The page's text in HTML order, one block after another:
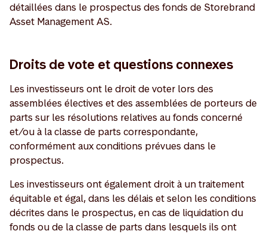
détaillées dans le prospectus des fonds de Storebrand
Asset Management AS.
Droits de vote et questions connexes
Les investisseurs ont le droit de voter lors des
assemblées électives et des assemblées de porteurs de
parts sur les résolutions relatives au fonds concerné
et/ou à la classe de parts correspondante,
conformément aux conditions prévues dans le
prospectus.
Les investisseurs ont également droit à un traitement
équitable et égal, dans les délais et selon les conditions
décrites dans le prospectus, en cas de liquidation du
fonds ou de la classe de parts dans lesquels ils ont